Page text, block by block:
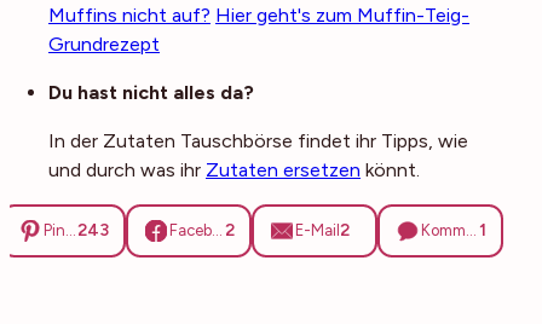
Muffins nicht auf? Hier geht's zum Muffin-Teig-
Grundrezept
Du hast nicht alles da?
In der Zutaten Tauschbörse findet ihr Tipps, wie
und durch was ihr Zutaten ersetzen könnt.
243 2 E-Mail2 1